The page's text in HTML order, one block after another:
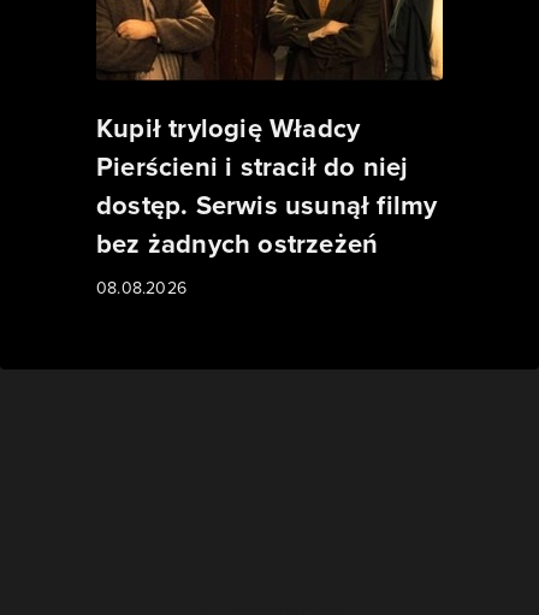
Kupił trylogię Władcy
Pierścieni i stracił do niej
dostęp. Serwis usunął filmy
bez żadnych ostrzeżeń
08.08.2026